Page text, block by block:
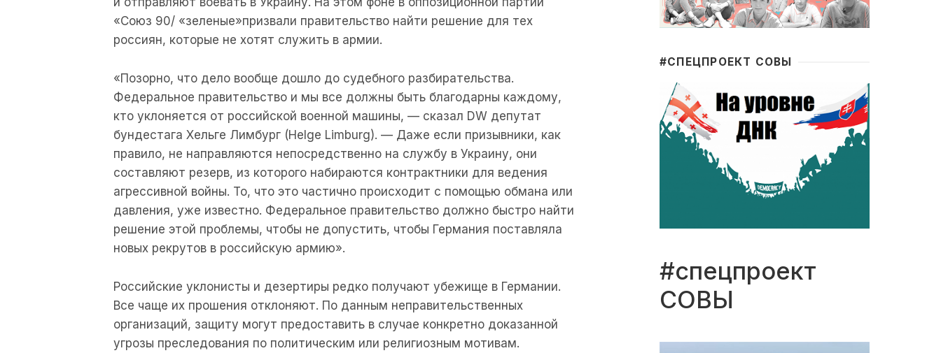
«Союз 90/ «зеленые»призвали правительство найти решение для тех
россиян, которые не хотят служить в армии.
«Позорно, что дело вообще дошло до судебного разбирательства.
Федеральное правительство и мы все должны быть благодарны каждому,
кто уклоняется от российской военной машины, — сказал DW депутат
бундестага Хельге Лимбург (Helge Limburg). — Даже если призывники, как
правило, не направляются непосредственно на службу в Украину, они
составляют резерв, из которого набираются контрактники для ведения
агрессивной войны. То, что это частично происходит с помощью обмана или
давления, уже известно. Федеральное правительство должно быстро найти
решение этой проблемы, чтобы не допустить, чтобы Германия поставляла
новых рекрутов в российскую армию».
Российские уклонисты и дезертиры редко получают убежище в Германии.
Все чаще их прошения отклоняют. По данным неправительственных
организаций, защиту могут предоставить в случае конкретно доказанной
угрозы преследования по политическим или религиозным мотивам.
#CПЕЦПРОЕКТ СОВЫ
#спецпроект
СОВЫ